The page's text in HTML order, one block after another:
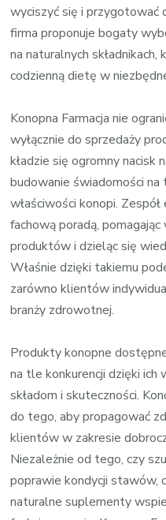
wyciszyć się i przygotować
firma proponuje bogaty
na naturalnych składnikach,
codzienną dietę w
Konopna Farmacja nie
wyłącznie do sprzedaży
kładzie się ogromny nacisk
budowanie świadomości
właściwości konopi.
fachową poradą,
produktów i dzieląc się
Właśnie dzięki takiemu
zarówno klientów
branży zdrowotnej.
Produkty konopne
na tle konkurencji dzięki ich
składom i skuteczności.
do tego, aby propagować
klientów w zakresie
Niezależnie od tego, czy
poprawie kondycji stawów,
naturalne suplementy